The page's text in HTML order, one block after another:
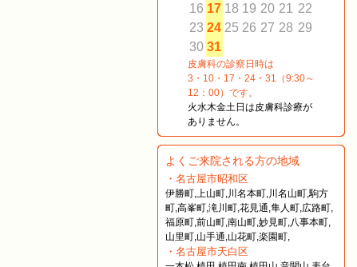
16 17 18 19 20 21
22
23 24 25 26 27 28 29
30 31
皮膚科の診察日時は
3・10・17・24・31（9:30～
12：00）です。
火水木金土日は皮膚科診療が
ありません。
よくご来院される方の地域
・名古屋市昭和区
伊勝町,上山町,川名本町,川名山町,駒方
町,高峯町,滝川町,花見通,隼人町,広路町,
福原町,前山町,南山町,妙見町,八事本町,
山里町,山手通,山花町,楽園町,
・名古屋市天白区